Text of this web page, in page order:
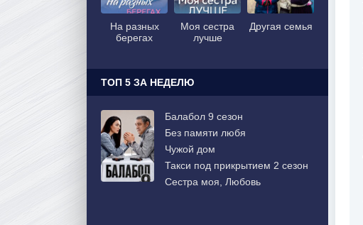
На разных
берегах
Моя сестра
лучше
Другая семья
ТОП 5 ЗА НЕДЕЛЮ
Балабол 9 сезон
Без памяти любя
Чужой дом
Такси под прикрытием 2 сезон
Сестра моя, Любовь